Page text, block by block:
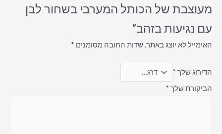
מעוצבת של הכותל המערבי בשחור לבן
עם נגיעות בזהב”
האימייל לא יוצג באתר.שדות החובה מסומנים *
הדירוג שלך *
הביקורת שלך *